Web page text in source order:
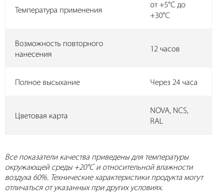
Температура применения
от +5°C до
+30°C
Возможность повторного
нанесения
12 часов
Полное высыхание Через 24 часа
Цветовая карта
NOVA, NCS,
RAL
Все показатели качества приведены для температуры
окружающей среды +20°C и относительной влажности
воздуха 60%. Технические характеристики продукта могут
отличаться от указанных при других условиях.